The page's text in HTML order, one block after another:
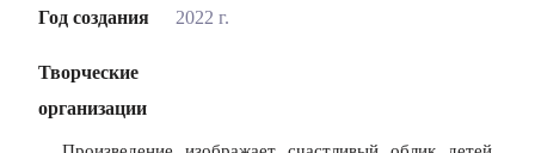
Год создания 2022 г.
Творческие
организации